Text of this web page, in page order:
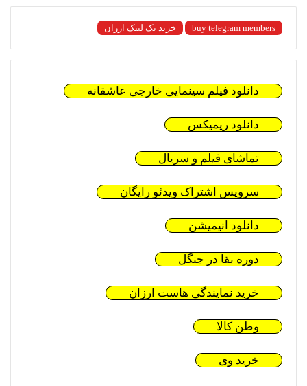
buy telegram members خرید بک لینک ارزان
دانلود فیلم سینمایی خارجی عاشقانه
دانلود ریمیکس
تماشای فیلم و سریال
سرویس اشتراک ویدئو رایگان
دانلود انیمیشن
دوره بقا در جنگل
خرید نمایندگی هاست ارزان
وطن کالا
خرید وی